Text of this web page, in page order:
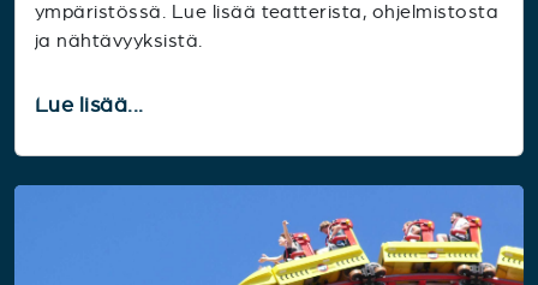
ympäristössä. Lue lisää teatterista, ohjelmistosta
ja nähtävyyksistä.
Lue lisää...